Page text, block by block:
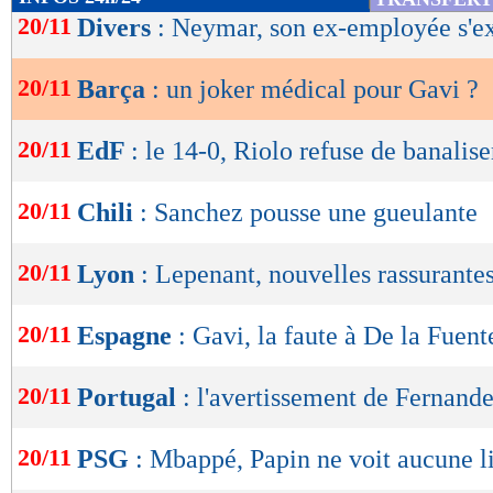
de
OK
20/11 Divers : Neymar, son ex-employée
20/11 Barça : un joker médical pour Gavi ?
20/11 EdF : le 14-0, Riolo refuse de
20/11 Chili : Sanchez pousse une gueulante
20/11 Lyon : Lepenant, nouvelles
20/11 Espagne : Gavi, la faute à De la
20/11 Portugal : l'avertissement de
20/11 PSG : Mbappé, Papin ne voit aucune